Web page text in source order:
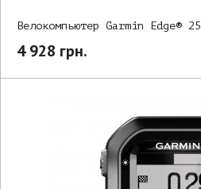
Велокомпьютер Garmin Edge® 25
4 928 грн.